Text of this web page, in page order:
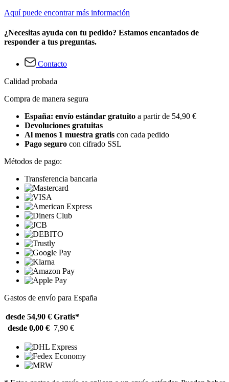
Aquí puede encontrar más información
¿Necesitas ayuda con tu pedido? Estamos encantados de
responder a tus preguntas.
Contacto
Calidad probada
Compra de manera segura
España: envío estándar gratuito a partir de 54,90 €
Devoluciones gratuitas
Al menos 1 muestra gratis con cada pedido
Pago seguro con cifrado SSL
Métodos de pago:
Transferencia bancaria
Gastos de envío para España
desde 54,90 € Gratis*
desde 0,00 € 7,90 €